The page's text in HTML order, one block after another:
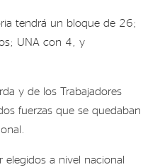
tendrá un bloque de 26;
UNA con 4, y
y de los Trabajadores
fuerzas que se quedaban
elegidos a nivel nacional